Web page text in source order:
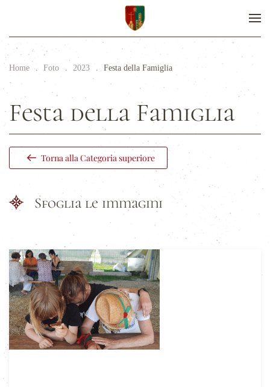
Home Foto 2023 Festa della Famiglia
Festa della Famiglia
Torna alla Categoria superiore
Sfoglia le immagini